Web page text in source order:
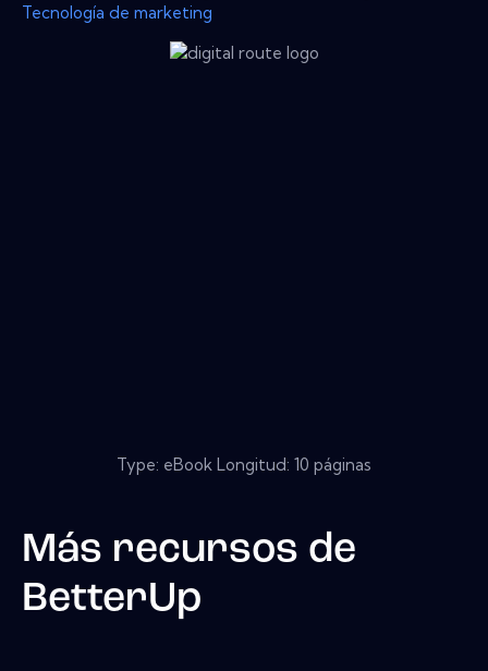
Tecnología de marketing
Type: eBook Longitud: 10 páginas
Más recursos de
BetterUp